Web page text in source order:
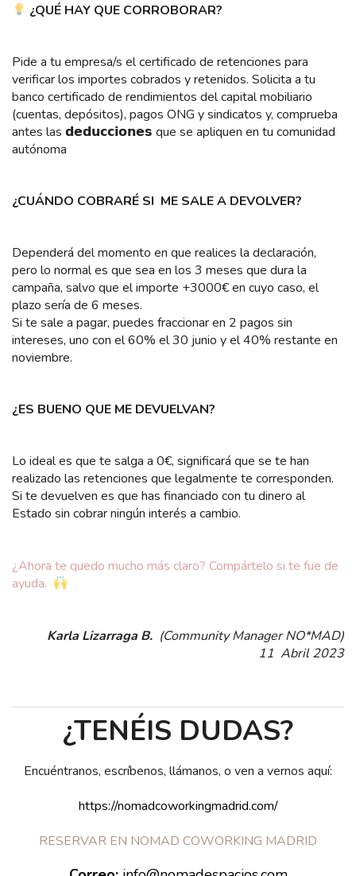
¿QUÉ HAY QUE CORROBORAR?
Pide a tu empresa/s el certificado de retenciones para
verificar los importes cobrados y retenidos. Solicita a tu
banco certificado de rendimientos del capital mobiliario
(cuentas, depósitos), pagos ONG y sindicatos y, comprueba
antes las 𝗱𝗲𝗱𝘂𝗰𝗰𝗶𝗼𝗻𝗲𝘀 que se apliquen en tu comunidad
autónoma
¿CUÁNDO COBRARÉ SI ME SALE A DEVOLVER?
Dependerá del momento en que realices la declaración,
pero lo normal es que sea en los 3 meses que dura la
campaña, salvo que el importe +3000€ en cuyo caso, el
plazo sería de 6 meses.
Si te sale a pagar, puedes fraccionar en 2 pagos sin
intereses, uno con el 60% el 30 junio y el 40% restante en
noviembre.
¿ES BUENO QUE ME DEVUELVAN?
Lo ideal es que te salga a 0€, significará que se te han
realizado las retenciones que legalmente te corresponden.
Si te devuelven es que has financiado con tu dinero al
Estado sin cobrar ningún interés a cambio.
¿Ahora te quedo mucho más claro? Compártelo si te fue de
ayuda.
Karla Lizarraga B. (Community Manager NO*MAD)
11 Abril 2023
¿TENÉIS DUDAS?
Encuéntranos, escríbenos, llámanos, o ven a vernos aquí:
https://nomadcoworkingmadrid.com/
RESERVAR EN NOMAD COWORKING MADRID